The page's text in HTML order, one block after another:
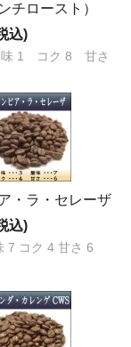
チロースト）
込)
1 コク 8 甘さ
・ラ・セレーザ
込)
7 コク 4 甘さ 6